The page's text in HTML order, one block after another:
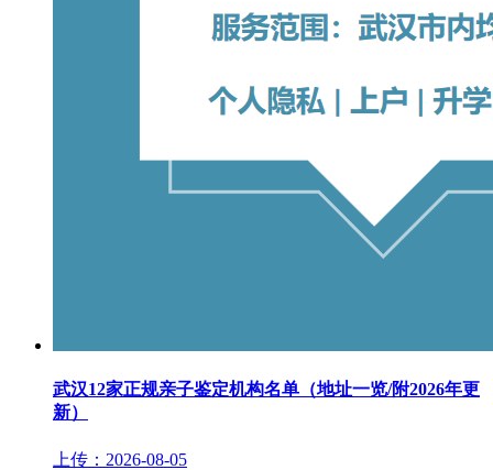
武汉12家正规亲子鉴定机构名单（地址一览/附2026年更
新）
上传：2026-08-05